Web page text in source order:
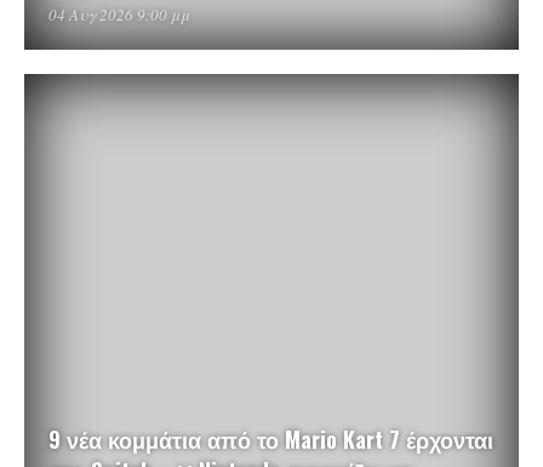
04 Αυγ 2026 9:00 μμ
9 νέα κομμάτια από το Mario Kart 7 έρχονται